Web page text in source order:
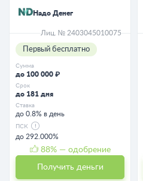
Надо Денег
Лиц. № 2403045010075
Первый бесплатно
Сумма
до 100 000 ₽
Срок
до 181 дня
Ставка
до 0.8% в день
ПСК
до 292.000%
88% — одобрение
Получить деньги